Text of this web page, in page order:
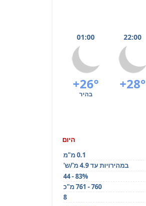
22:00
01:00
+28°
+26°
בהיר
היום
0.1 מ"מ
במהירויות עד 4.9 מ'/ש'
44 - 83%
760 - 761 מ"כ
8